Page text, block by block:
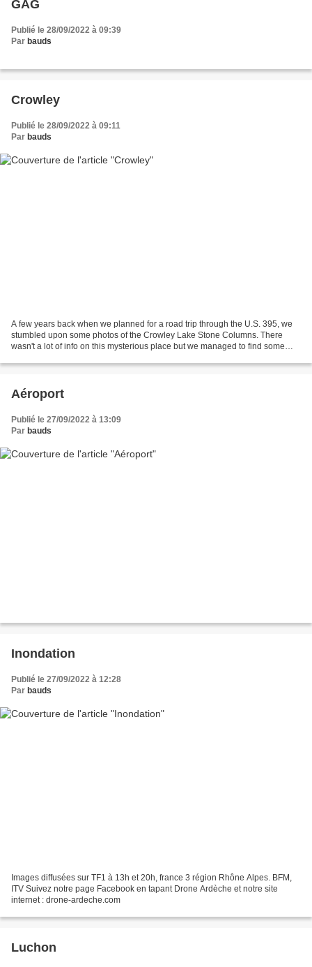
GAG
Publié le 28/09/2022 à 09:39
Par bauds
Crowley
Publié le 28/09/2022 à 09:11
Par bauds
A few years back when we planned for a road trip through the U.S. 395, we
stumbled upon some photos of the Crowley Lake Stone Columns. There
wasn't a lot of info on this mysterious place but we managed to find some
Aéroport
Publié le 27/09/2022 à 13:09
Par bauds
Inondation
Publié le 27/09/2022 à 12:28
Par bauds
Images diffusées sur TF1 à 13h et 20h, france 3 région Rhône Alpes. BFM,
ITV Suivez notre page Facebook en tapant Drone Ardèche et notre site
internet : drone-ardeche.com
Luchon